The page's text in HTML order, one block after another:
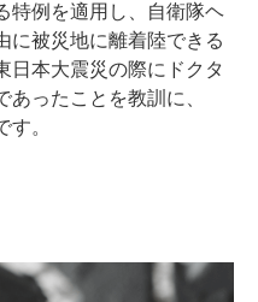
特例を適用し、自衛隊ヘ
に被災地に離着陸できる
日本大震災の際にドクタ
ったことを教訓に、
す。